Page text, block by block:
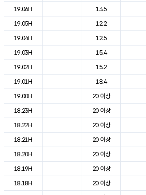
19.06H
13.5
19.05H
12.2
19.04H
12.5
19.03H
15.4
19.02H
15.2
19.01H
18.4
19.00H
20 이상
18.23H
20 이상
18.22H
20 이상
18.21H
20 이상
18.20H
20 이상
18.19H
20 이상
18.18H
20 이상